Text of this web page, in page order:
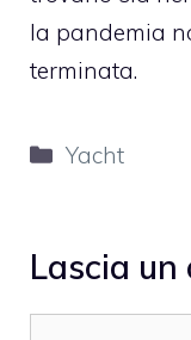
la pandemia
terminata.
Categorie
Yacht
Lascia un